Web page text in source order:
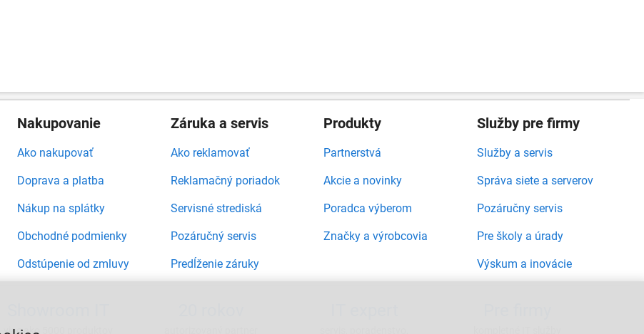
Nakupovanie
Ako nakupovať
Doprava a platba
Nákup na splátky
Obchodné podmienky
Odstúpenie od zmluvy
Záruka a servis
Ako reklamovať
Reklamačný poriadok
Servisné strediská
Pozáručný servis
Predĺženie záruky
Produkty
Partnerstvá
Akcie a novinky
Poradca výberom
Značky a výrobcovia
Služby pre firmy
Služby a servis
Správa siete a serverov
Pozáručny servis
Pre školy a úrady
Výskum a inovácie
viac ako 5000 produktov